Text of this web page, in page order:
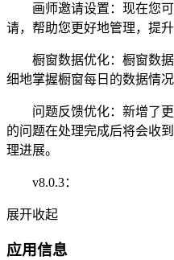
画师邀请设置：现在您可
请，帮助您更好地管理，提升
橱窗数据优化：橱窗数据
细地掌握橱窗每日的数据情况
问题反馈优化：新增了更
的问题在处理完成后将会收
理进展。
v8.0.3：
展开收起
应用信息